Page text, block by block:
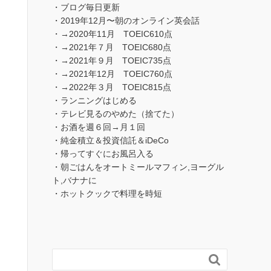
・ブログ毎日更新
・2019年12月〜朝のオンライン英会話
・→2020年11月 TOEIC610点
・→2021年７月 TOEIC680点
・→2021年９月 TOEIC735点
・→2021年12月 TOEIC760点
・→2022年３月 TOEIC815点
・ランニングはじめる
・テレビ見るのやめた（捨てた）
・お酒を週６回→月１回
・純金積立＆投資信託＆iDeCo
・帰ってすぐにお風呂入る
・朝ごはんをオートミールマフィン,ヨーグル
ト,バナナに
・ホットクックで料理を時短
